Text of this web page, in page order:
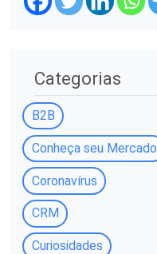
Categorias
B2B
Conheça seu Mercado
Coronavírus
CRM
Curiosidades